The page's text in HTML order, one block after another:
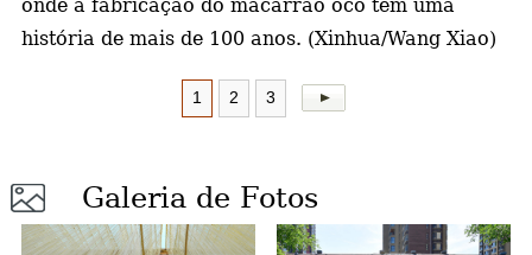
onde a fabricação do macarrão oco tem uma
história de mais de 100 anos. (Xinhua/Wang Xiao)
1 2 3
Galeria de Fotos